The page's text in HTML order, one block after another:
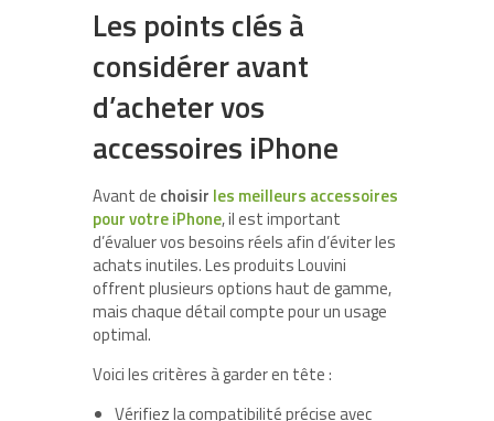
Les points clés à
considérer avant
d’acheter vos
accessoires iPhone
Avant de choisir les meilleurs accessoires
pour votre iPhone, il est important
d’évaluer vos besoins réels afin d’éviter les
achats inutiles. Les produits Louvini
offrent plusieurs options haut de gamme,
mais chaque détail compte pour un usage
optimal.
Voici les critères à garder en tête :
Vérifiez la compatibilité précise avec